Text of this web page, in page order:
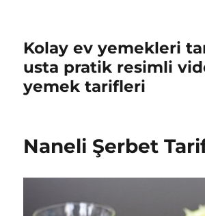
Kolay ev yemekleri
usta pratik resimli
yemek tarifleri
Naneli Şerbet